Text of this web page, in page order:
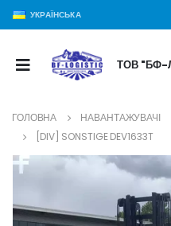
УКРАЇНСЬКА
ТОВ "БФ-
ГОЛОВНА НАВАНТАЖУВАЧІ
[DIV] SONSTIGE DEV1633T